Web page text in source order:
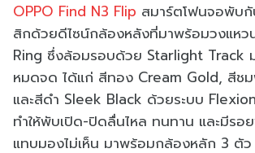
OPPO Find N3 Flip สมาร์ตโฟนจอพับ
สิกด้วยดีไซน์กล้องหลังที่มาพร้อมวงแหว
Ring ซึ่งล้อมรอบด้วย Starlight Track ม
หมดจด ได้แก่ สีทอง Cream Gold, สีช
และสีดำ Sleek Black ด้วยระบบ
ทำให้พับเปิด-ปิดลื่นไหล ทนทาน และมีร
แทบมองไม่เห็น มาพร้อมกล้องหลัก 3 ตัว